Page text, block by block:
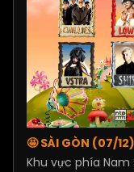
🤩 SÀI GÒN (07/
Khu vực phía